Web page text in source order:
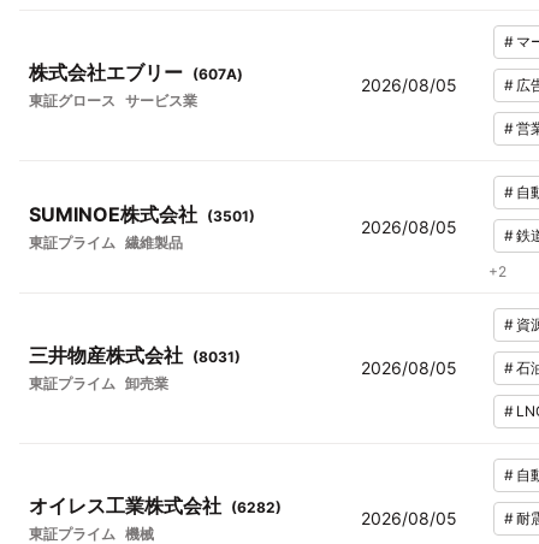
株式会社エブリー (607A)
東証グロース サービス業
2026/08/05
# マ
# 広
#営
SUMINOE株式会社 (3501)
東証プライム 繊維製品
2026/08/05
# 自
#鉄
+2
三井物産株式会社 (8031)
東証プライム 卸売業
2026/08/05
# 資
#石
#
オイレス工業株式会社 (6282)
東証プライム 機械
2026/08/05
# 自
#耐